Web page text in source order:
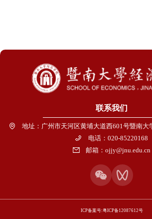
联系我们
地址：广州市天河区黄埔大道西601号暨南大
电话：020-85220168
邮箱：ojjy@jnu.edu.cn
ICP备案号:粤ICP备12087612号